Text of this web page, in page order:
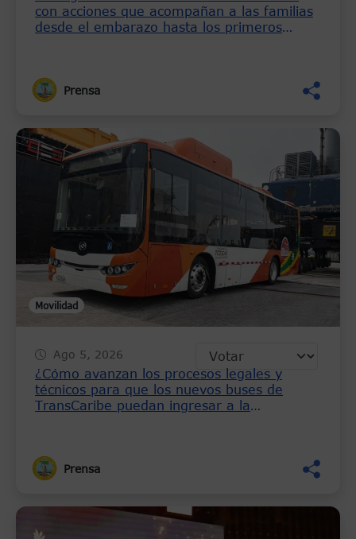
con acciones que acompañan a las familias
desde el embarazo hasta los primeros
Prensa
Movilidad
Ago 5, 2026
¿Cómo avanzan los procesos legales y
técnicos para que los nuevos buses de
TransCaribe puedan ingresar a la
Prensa